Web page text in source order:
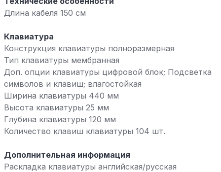
Длина кабеля 150 см
Клавиатура
Конструкция клавиатуры полноразмерная
Тип клавиатуры мембранная
Доп. опции клавиатуры цифровой блок; Подсветка
символов и клавиш; влагостойкая
Ширина клавиатуры 440 мм
Высота клавиатуры 25 мм
Глубина клавиатуры 120 мм
Количество клавиш клавиатуры 104 шт.
Дополнительная информация
Раскладка клавиатуры английская/русская